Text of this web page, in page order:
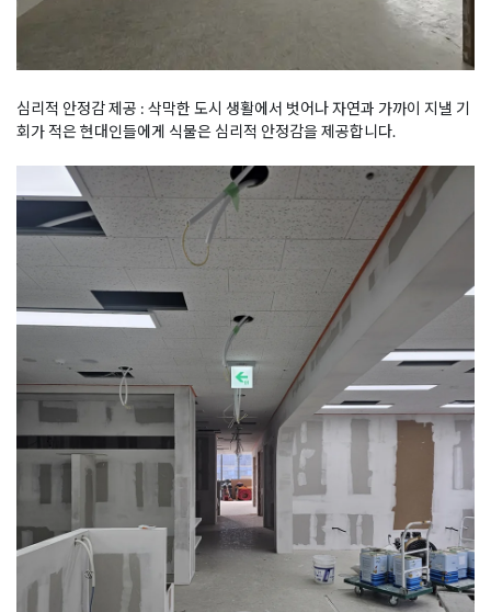
심리적 안정감 제공 : 삭막한 도시 생활에서 벗어나 자연과 가까이 지낼 기
회가 적은 현대인들에게 식물은 심리적 안정감을 제공합니다.